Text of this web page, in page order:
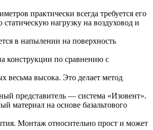
практически всегда требуется его
нагрузку на воздуховод и
в напылении на поверхность
конструкции по сравнению с
весьма высока. Это делает метод
представитель — система «Изовент».
материал на основе базальтового
Монтаж относительно прост и может